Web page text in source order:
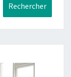
Rechercher